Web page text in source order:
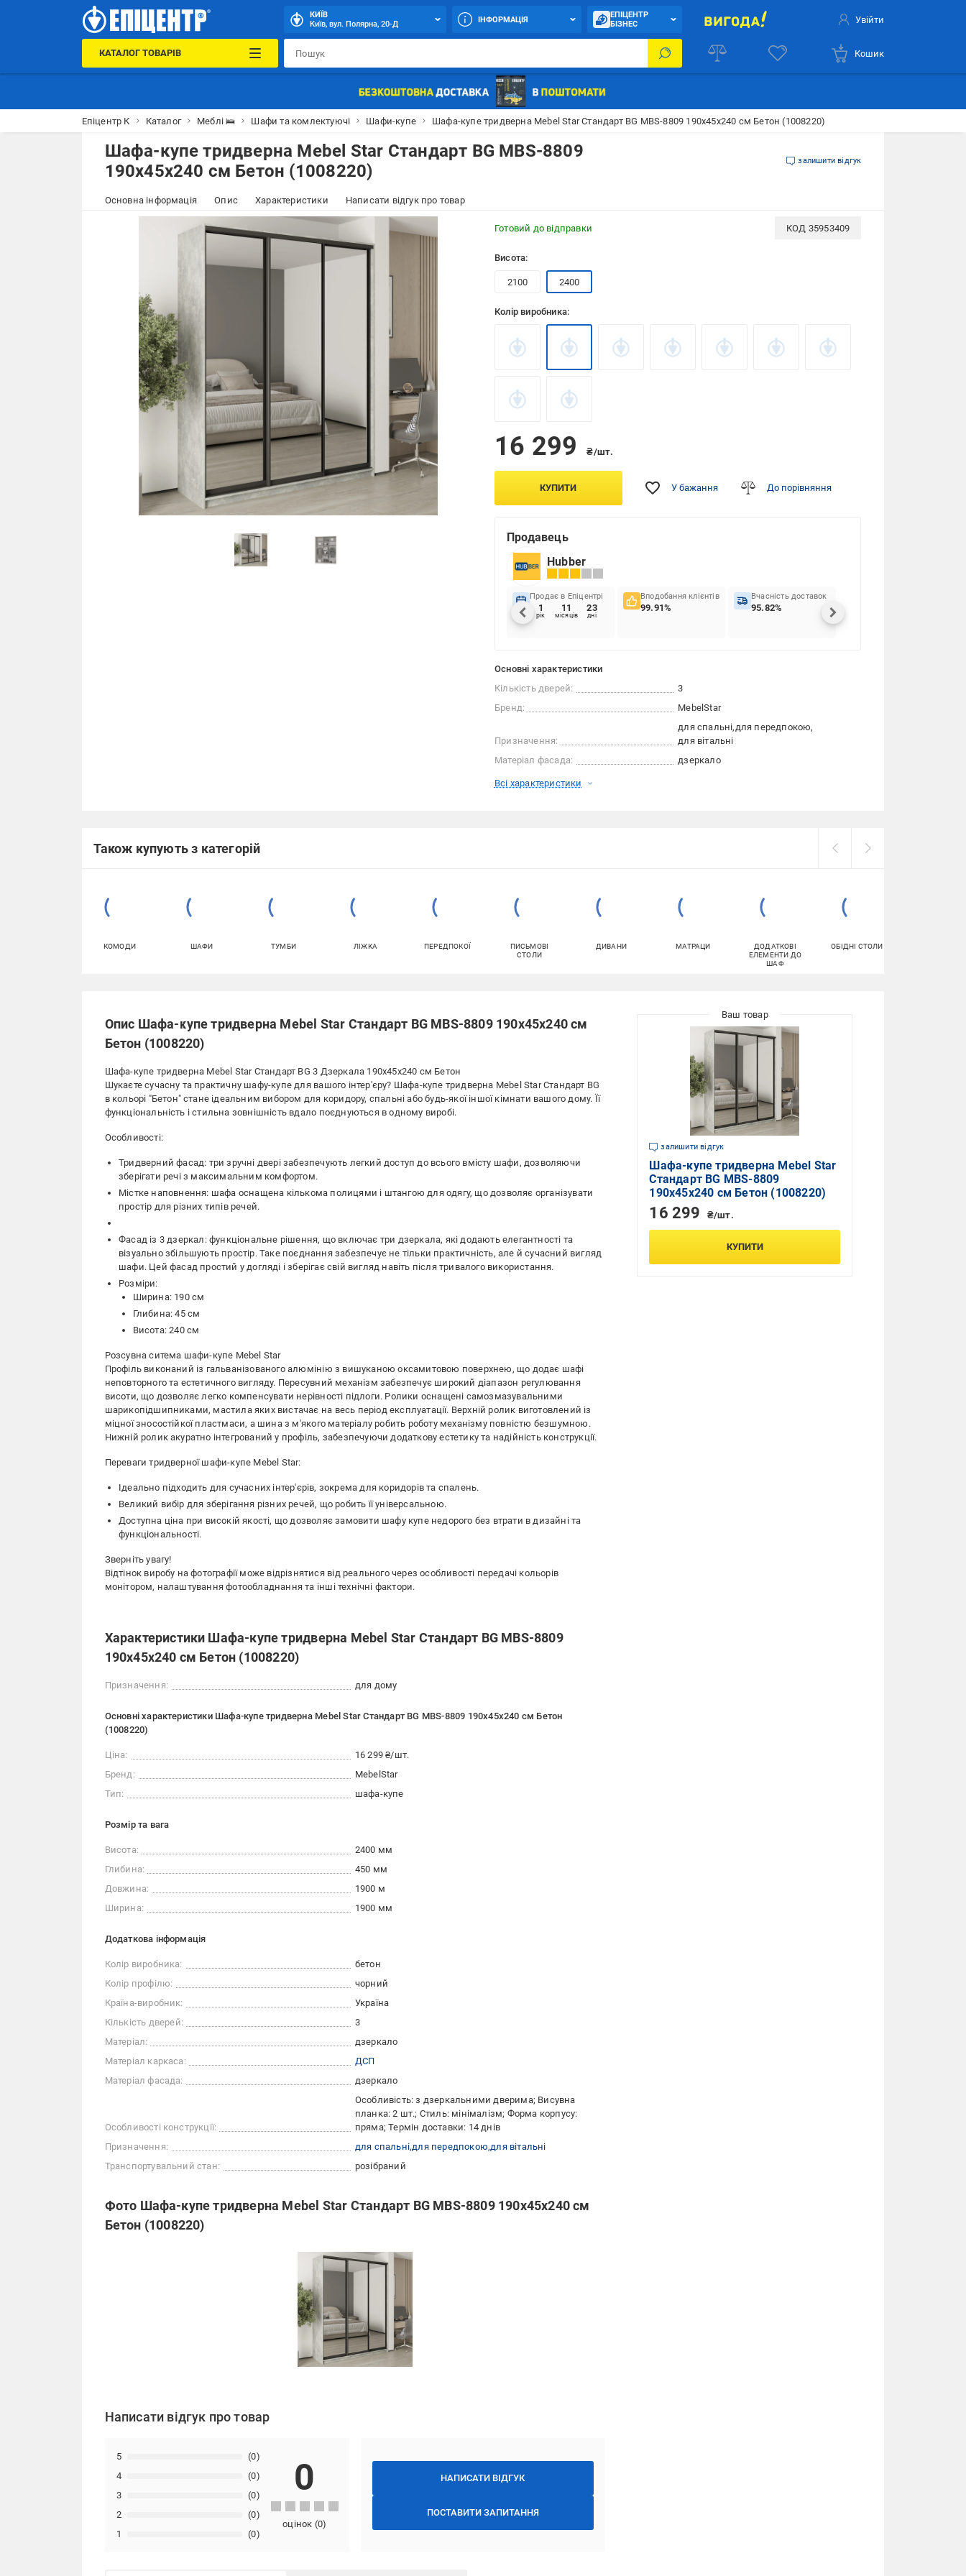
КИЇВ
Київ, вул. Полярна, 20-Д
ІНФОРМАЦІЯ
ЕПІЦЕНТР
БІЗНЕС
Увійти
КАТАЛОГ ТОВАРІВ Кошик
Епіцентр К Каталог Меблі 🛌 Шафи та комлектуючі Шафи-купе Шафа-купе тридверна Mebel Star Стандарт BG MBS-8809 190х45х240 см Бетон (1008220)
Шафа-купе тридверна Mebel Star Стандарт BG MBS-8809
190х45х240 см Бетон (1008220)
залишити відгук
Основна інформація Опис Характеристики Написати відгук про товар
Готовий до відправки КОД 35953409
Висота:
2100 2400
Колір виробника:
16 299 ₴/шт.
КУПИТИ У бажання До порівняння
Продавець
Hubber
Продає в Епіцентрі
1
рік
11
місяців
23
дні
Вподобання клієнтів
99.91%
Вчасність доставок
95.82%
Основні характеристики
Кількість дверей:
3
Бренд:
MebelStar
Призначення:
для спальні для передпокою
для вітальні
Матеріал фасада:
дзеркало
Всі характеристики
Також купують з категорій
КОМОДИ ШАФИ ТУМБИ ЛІЖКА ПЕРЕДПОКОЇ
ПИСЬМОВІ
СТОЛИ
ДИВАНИ МАТРАЦИ
ДОДАТКОВІ
ЕЛЕМЕНТИ ДО
ШАФ
ОБІДНІ СТОЛИ
Опис Шафа-купе тридверна Mebel Star Стандарт BG MBS-8809 190х45х240 см
Бетон (1008220)
Шафа-купе тридверна Mebel Star Стандарт BG 3 Дзеркала 190x45x240 см Бетон
Шукаєте сучасну та практичну шафу-купе для вашого інтер'єру? Шафа-купе тридверна Mebel Star Стандарт BG
в кольорі "Бетон" стане ідеальним вибором для коридору, спальні або будь-якої іншої кімнати вашого дому. Її
функціональність і стильна зовнішність вдало поєднуються в одному виробі.
Особливості:
Тридверний фасад: три зручні двері забезпечують легкий доступ до всього вмісту шафи, дозволяючи
зберігати речі з максимальним комфортом.
Містке наповнення: шафа оснащена кількома полицями і штангою для одягу, що дозволяє організувати
простір для різних типів речей.
Фасад із 3 дзеркал: функціональне рішення, що включає три дзеркала, які додають елегантності та
візуально збільшують простір. Таке поєднання забезпечує не тільки практичність, але й сучасний вигляд
шафи. Цей фасад простий у догляді і зберігає свій вигляд навіть після тривалого використання.
Розміри:
Ширина: 190 см
Глибина: 45 см
Висота: 240 см
Розсувна ситема шафи-купе Mebel Star
Профіль виконаний із гальванізованого алюмінію з вишуканою оксамитовою поверхнею, що додає шафі
неповторного та естетичного вигляду. Пересувний механізм забезпечує широкий діапазон регулювання
висоти, що дозволяє легко компенсувати нерівності підлоги. Ролики оснащені самозмазувальними
шарикопідшипниками, мастила яких вистачає на весь період експлуатації. Верхній ролик виготовлений із
міцної зносостійкої пластмаси, а шина з м'якого матеріалу робить роботу механізму повністю безшумною.
Нижній ролик акуратно інтегрований у профіль, забезпечуючи додаткову естетику та надійність конструкції.
Переваги тридверної шафи-купе Mebel Star:
Ідеально підходить для сучасних інтер'єрів, зокрема для коридорів та спалень.
Великий вибір для зберігання різних речей, що робить її універсальною.
Доступна ціна при високій якості, що дозволяє замовити шафу купе недорого без втрати в дизайні та
функціональності.
Зверніть увагу!
Відтінок виробу на фотографії може відрізнятися від реального через особливості передачі кольорів
монітором, налаштування фотообладнання та інші технічні фактори.
Характеристики Шафа-купе тридверна Mebel Star Стандарт BG MBS-8809
190х45х240 см Бетон (1008220)
Призначення: для дому
Основні характеристики Шафа-купе тридверна Mebel Star Стандарт BG MBS-8809 190х45х240 см Бетон
(1008220)
Ціна:
16 299 ₴/шт.
Бренд:
MebelStar
Тип:
шафа-купе
Розмір та вага
Висота:
2400 мм
Глибина:
450 мм
Довжина:
1900 м
Ширина:
1900 мм
Додаткова інформація
Колір виробника:
бетон
Колір профілю:
чорний
Країна-виробник:
Україна
Кількість дверей:
3
Матеріал:
дзеркало
Матеріал каркаса:
ДСП
Матеріал фасада:
дзеркало
Особливості конструкції:
Особливість: з дзеркальними дверима; Висувна
планка: 2 шт.; Стиль: мінімалізм; Форма корпусу:
пряма; Термін доставки: 14 днів
Призначення:
для спальні для передпокою для вітальні
Транспортувальний стан:
розібраний
Фото Шафа-купе тридверна Mebel Star Стандарт BG MBS-8809 190х45х240 см
Бетон (1008220)
Написати відгук про товар
НАПИСАТИ ВІДГУК
ПОСТАВИТИ ЗАПИТАННЯ
1 (0)
2 (0)
3 (0)
4 (0)
5 (0)
0
оцінок (0)
залишити відгук
Шафа-купе тридверна Mebel Star
Стандарт BG MBS-8809
190х45х240 см Бетон (1008220)
16 299 ₴/шт.
КУПИТИ